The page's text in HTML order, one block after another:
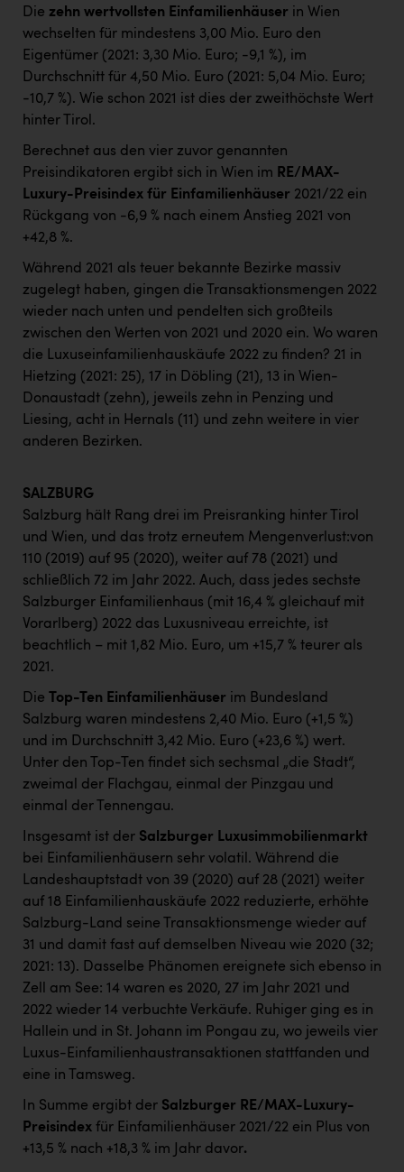
Die zehn wertvollsten Einfamilienhäuser in Wien
wechselten für mindestens 3,00 Mio. Euro den
Eigentümer (2021: 3,30 Mio. Euro; -9,1 %), im
Durchschnitt für 4,50 Mio. Euro (2021: 5,04 Mio. Euro;
-10,7 %). Wie schon 2021 ist dies der zweithöchste Wert
hinter Tirol.
Berechnet aus den vier zuvor genannten
Preisindikatoren ergibt sich in Wien im RE/MAX-
Luxury-Preisindex für Einfamilienhäuser 2021/22 ein
Rückgang von -6,9 % nach einem Anstieg 2021 von
+42,8 %.
Während 2021 als teuer bekannte Bezirke massiv
zugelegt haben, gingen die Transaktionsmengen 2022
wieder nach unten und pendelten sich großteils
zwischen den Werten von 2021 und 2020 ein. Wo waren
die Luxuseinfamilienhauskäufe 2022 zu finden? 21 in
Hietzing (2021: 25), 17 in Döbling (21), 13 in Wien-
Donaustadt (zehn), jeweils zehn in Penzing und
Liesing, acht in Hernals (11) und zehn weitere in vier
anderen Bezirken.
SALZBURG
Salzburg hält Rang drei im Preisranking hinter Tirol
und Wien, und das trotz erneutem Mengenverlust:von
110 (2019) auf 95 (2020), weiter auf 78 (2021) und
schließlich 72 im Jahr 2022. Auch, dass jedes sechste
Salzburger Einfamilienhaus (mit 16,4 % gleichauf mit
Vorarlberg) 2022 das Luxusniveau erreichte, ist
beachtlich – mit 1,82 Mio. Euro, um +15,7 % teurer als
2021.
Die Top-Ten Einfamilienhäuser im Bundesland
Salzburg waren mindestens 2,40 Mio. Euro (+1,5 %)
und im Durchschnitt 3,42 Mio. Euro (+23,6 %) wert.
Unter den Top-Ten findet sich sechsmal „die Stadt“,
zweimal der Flachgau, einmal der Pinzgau und
einmal der Tennengau.
Insgesamt ist der Salzburger Luxusimmobilienmarkt
bei Einfamilienhäusern sehr volatil. Während die
Landeshauptstadt von 39 (2020) auf 28 (2021) weiter
auf 18 Einfamilienhauskäufe 2022 reduzierte, erhöhte
Salzburg-Land seine Transaktionsmenge wieder auf
31 und damit fast auf demselben Niveau wie 2020 (32;
2021: 13). Dasselbe Phänomen ereignete sich ebenso in
Zell am See: 14 waren es 2020, 27 im Jahr 2021 und
2022 wieder 14 verbuchte Verkäufe. Ruhiger ging es in
Hallein und in St. Johann im Pongau zu, wo jeweils vier
Luxus-Einfamilienhaustransaktionen stattfanden und
eine in Tamsweg.
In Summe ergibt der Salzburger RE/MAX-Luxury-
Preisindex für Einfamilienhäuser 2021/22 ein Plus von
+13,5 % nach +18,3 % im Jahr davor.